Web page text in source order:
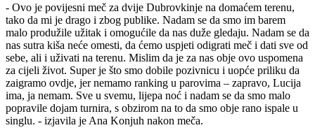
- Ovo je povijesni meč za dvije Dubrovkinje na domaćem terenu,
tako da mi je drago i zbog publike. Nadam se da smo im barem
malo produžile užitak i omogućile da nas duže gledaju. Nadam se da
nas sutra kiša neće omesti, da ćemo uspjeti odigrati meč i dati sve od
sebe, ali i uživati na terenu. Mislim da je za nas obje ovo uspomena
za cijeli život. Super je što smo dobile pozivnicu i uopće priliku da
zaigramo ovdje, jer nemamo ranking u parovima – zapravo, Lucija
ima, ja nemam. Sve u svemu, lijepa noć i nadam se da smo malo
popravile dojam turnira, s obzirom na to da smo obje rano ispale u
singlu. - izjavila je Ana Konjuh nakon meča.